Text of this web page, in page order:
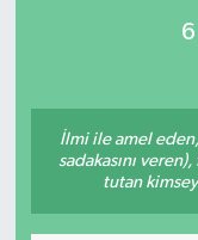
İlmi ile amel eden,
sadakasını
tutan